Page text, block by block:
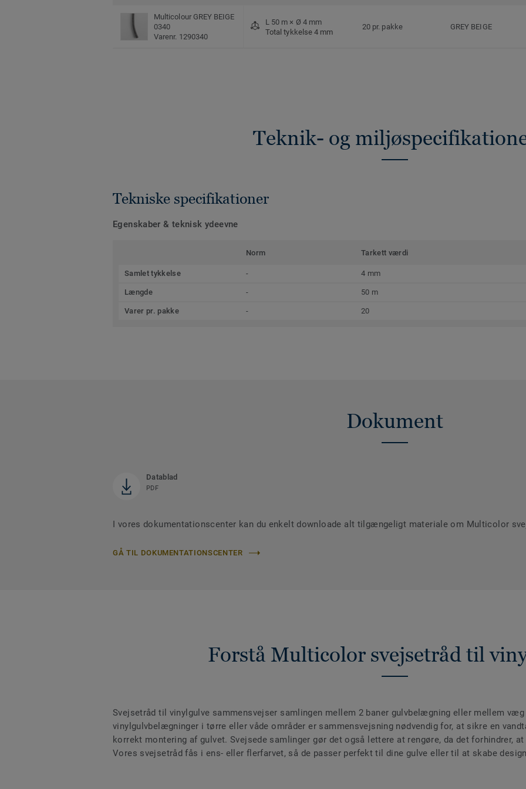
Multicolour GREY BEIGE
0340
Varenr. 1290340
L 50 m × Ø 4 mm
Total tykkelse 4 mm
20 pr. pakke GREY BEIGE
Teknik- og
Tekniske specifikationer
Egenskaber & teknisk ydeevne
Norm Tarkett værdi
Samlet tykkelse - 4 mm
Længde - 50 m
Varer pr. pakke - 20
Dokument
Datablad
PDF
I vores dokumentationscenter kan du enkelt downloade alt tilgængeligt materiale om Multicolor
GÅ TIL DOKUMENTATIONSCENTER
Forstå Multicolor svejsetråd til
Svejsetråd til vinylgulve sammensvejser samlingen mellem 2 baner gulvbelægning eller mellem
vinylgulvbelægninger i tørre eller våde områder er sammensvejsning nødvendig for, at sikre en
korrekt montering af gulvet. Svejsede samlinger gør det også lettere at rengøre, da det forhindrer,
Vores svejsetråd fås i ens- eller flerfarvet, så de passer perfekt til dine gulve eller til at skabe